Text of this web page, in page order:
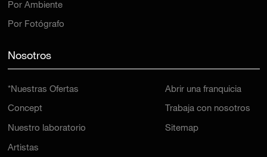
Por Ambiente
Por Fotógrafo
Nosotros
*Nuestras Ofertas
Concept
Nuestro laboratorio
Artistas
Abrir una franquicia
Trabaja con nosotros
Sitemap